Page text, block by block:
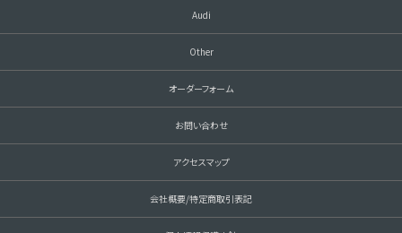
Audi
Other
オーダーフォーム
お問い合わせ
アクセスマップ
会社概要/特定商取引表記